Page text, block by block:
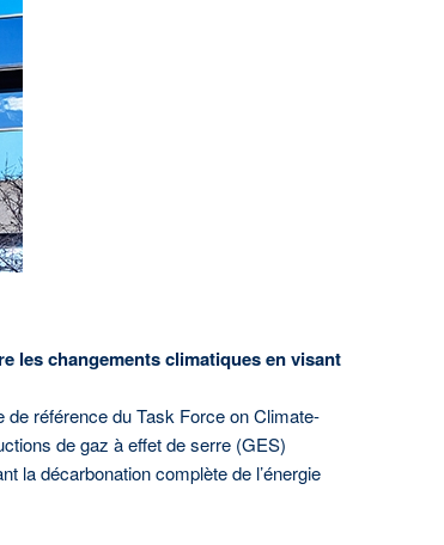
:
les changements climatiques en visant
de référence du Task Force on Climate-
de gaz à effet de serre (GES)
la décarbonation complète de l’énergie